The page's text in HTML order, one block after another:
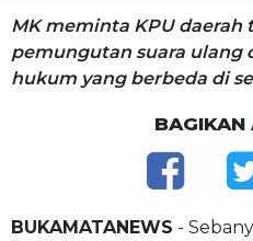
MK meminta KPU
pemungutan suara ulang
hukum yang berbeda di
BAGIKAN
BUKAMATANEWS -